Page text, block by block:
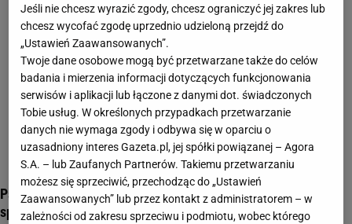
Psychotest. Którym Cezarym Pazurą dziś jesteś? Koniecznie
sprawdź!
Jeśli nie chcesz wyrazić zgody, chcesz ograniczyć jej zakres lub
chcesz wycofać zgodę uprzednio udzieloną przejdź do
„Ustawień Zaawansowanych”.
Twoje dane osobowe mogą być przetwarzane także do celów
badania i mierzenia informacji dotyczących funkcjonowania
serwisów i aplikacji lub łączone z danymi dot. świadczonych
Tobie usług. W określonych przypadkach przetwarzanie
danych nie wymaga zgody i odbywa się w oparciu o
uzasadniony interes Gazeta.pl, jej spółki powiązanej – Agora
S.A. – lub Zaufanych Partnerów. Takiemu przetwarzaniu
możesz się sprzeciwić, przechodząc do „Ustawień
Zaawansowanych” lub przez kontakt z administratorem – w
zależności od zakresu sprzeciwu i podmiotu, wobec którego